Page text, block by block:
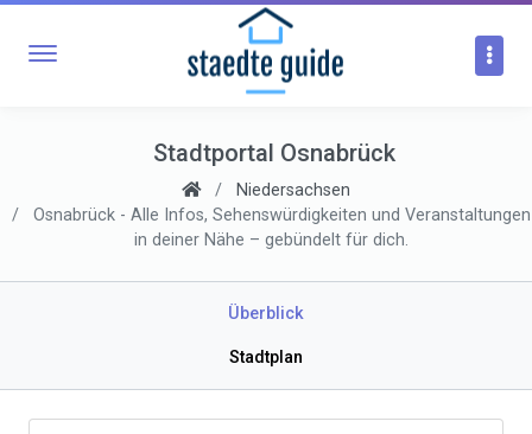
Stadtportal Osnabrück
Niedersachsen
Osnabrück - Alle Infos, Sehenswürdigkeiten und Veranstaltungen
in deiner Nähe – gebündelt für dich.
Überblick
Stadtplan